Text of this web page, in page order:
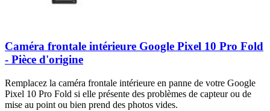
Caméra frontale intérieure Google Pixel 10 Pro Fold
- Pièce d'origine
Remplacez la caméra frontale intérieure en panne de votre Google
Pixel 10 Pro Fold si elle présente des problèmes de capteur ou de
mise au point ou bien prend des photos vides.